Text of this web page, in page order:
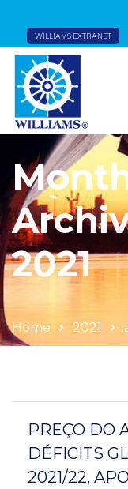
WILLIAMS EXTRANET
2021
Home 2021
PREÇO DO
DÉFICITS
2021/22,